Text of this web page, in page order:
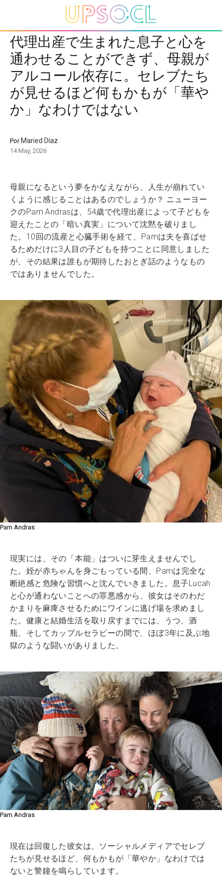
代理出産で生まれた息子と心を
通わせることができず、母親が
アルコール依存に。セレブたち
が見せるほど何もかもが「華や
か」なわけではない
Por Maried Díaz
14 May, 2026
母親になるという夢をかなえながら、人生が崩れてい
くように感じることはあるのでしょうか？ ニューヨー
クのPam Andrasは、54歳で代理出産によって子どもを
迎えたことの「暗い真実」について沈黙を破りまし
た。10回の流産と心臓手術を経て、Pamは夫を喜ばせ
るためだけに3人目の子どもを持つことに同意しました
が、その結果は誰もが期待したおとぎ話のようなもの
ではありませんでした。
Pam Andras
現実には、その「本能」はついに芽生えませんでし
た。姪が赤ちゃんを身ごもっている間、Pamは完全な
断絶感と危険な習慣へと沈んでいきました。息子Lucah
と心が通わないことへの罪悪感から、彼女はそのわだ
かまりを麻痺させるためにワインに逃げ場を求めまし
た。健康と結婚生活を取り戻すまでには、うつ、酒
瓶、そしてカップルセラピーの間で、ほぼ3年に及ぶ地
獄のような闘いがありました。
Pam Andras
現在は回復した彼女は、ソーシャルメディアでセレブ
たちが見せるほど、何もかもが「華やか」なわけでは
ないと警鐘を鳴らしています。